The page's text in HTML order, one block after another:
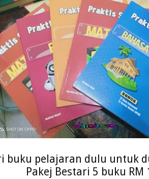
buku pelajaran dulu untuk
Pakej Bestari 5 buku RM